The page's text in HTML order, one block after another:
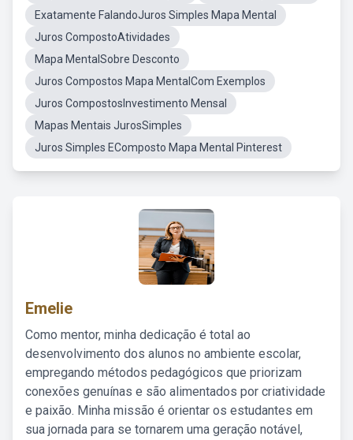
Exatamente FalandoJuros Simples Mapa Mental
Juros CompostoAtividades
Mapa MentalSobre Desconto
Juros Compostos Mapa MentalCom Exemplos
Juros CompostosInvestimento Mensal
Mapas Mentais JurosSimples
Juros Simples EComposto Mapa Mental Pinterest
Emelie
Como mentor, minha dedicação é total ao
desenvolvimento dos alunos no ambiente escolar,
empregando métodos pedagógicos que priorizam
conexões genuínas e são alimentados por criatividade
e paixão. Minha missão é orientar os estudantes em
sua jornada para se tornarem uma geração notável,